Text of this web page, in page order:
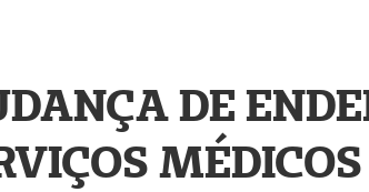
DE